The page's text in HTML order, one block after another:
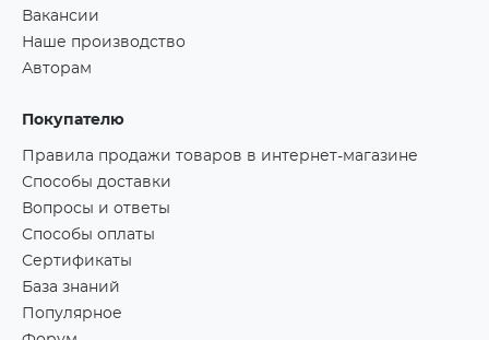
Вакансии
Наше производство
Авторам
Покупателю
Правила продажи товаров в интернет-магазине
Способы доставки
Вопросы и ответы
Способы оплаты
Сертификаты
База знаний
Популярное